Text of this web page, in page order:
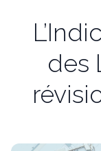
des